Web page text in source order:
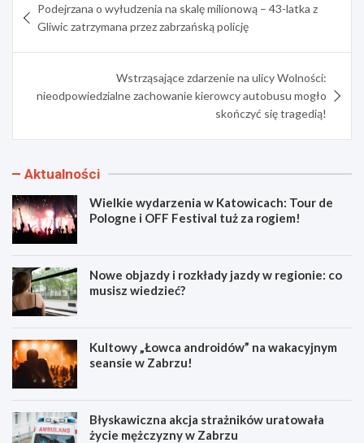
wpisu
Podejrzana o wyłudzenia na skalę milionową – 43-latka z
Gliwic zatrzymana przez zabrzańską policję
Wstrząsające zdarzenie na ulicy Wolności:
nieodpowiedzialne zachowanie kierowcy autobusu mogło
skończyć się tragedią!
Aktualności
Wielkie wydarzenia w Katowicach: Tour de
Pologne i OFF Festival tuż za rogiem!
Nowe objazdy i rozkłady jazdy w regionie: co
musisz wiedzieć?
Kultowy „Łowca androidów” na wakacyjnym
seansie w Zabrzu!
Błyskawiczna akcja strażników uratowała
życie mężczyzny w Zabrzu